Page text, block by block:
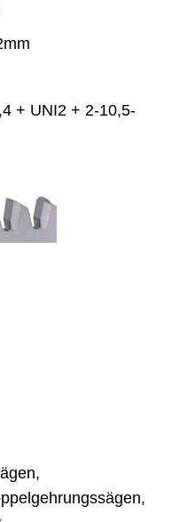
+ UNI2 + 2-10,5-